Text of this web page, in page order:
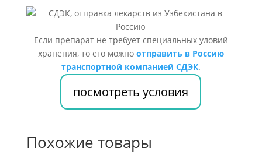
Если препарат не требует специальных уловий
хранения, то его можно отправить в Россию
транспортной компанией СДЭК.
посмотреть условия
Похожие товары